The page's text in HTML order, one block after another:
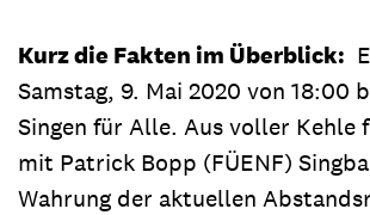
Kurz die Fakten im Überblick:
Samstag, 9. Mai 2020 von 18:00
Singen für Alle. Aus voller Kehle
mit Patrick Bopp (FÜENF)
Wahrung der aktuellen